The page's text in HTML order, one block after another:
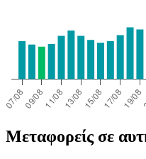
Μεταφορείς σε